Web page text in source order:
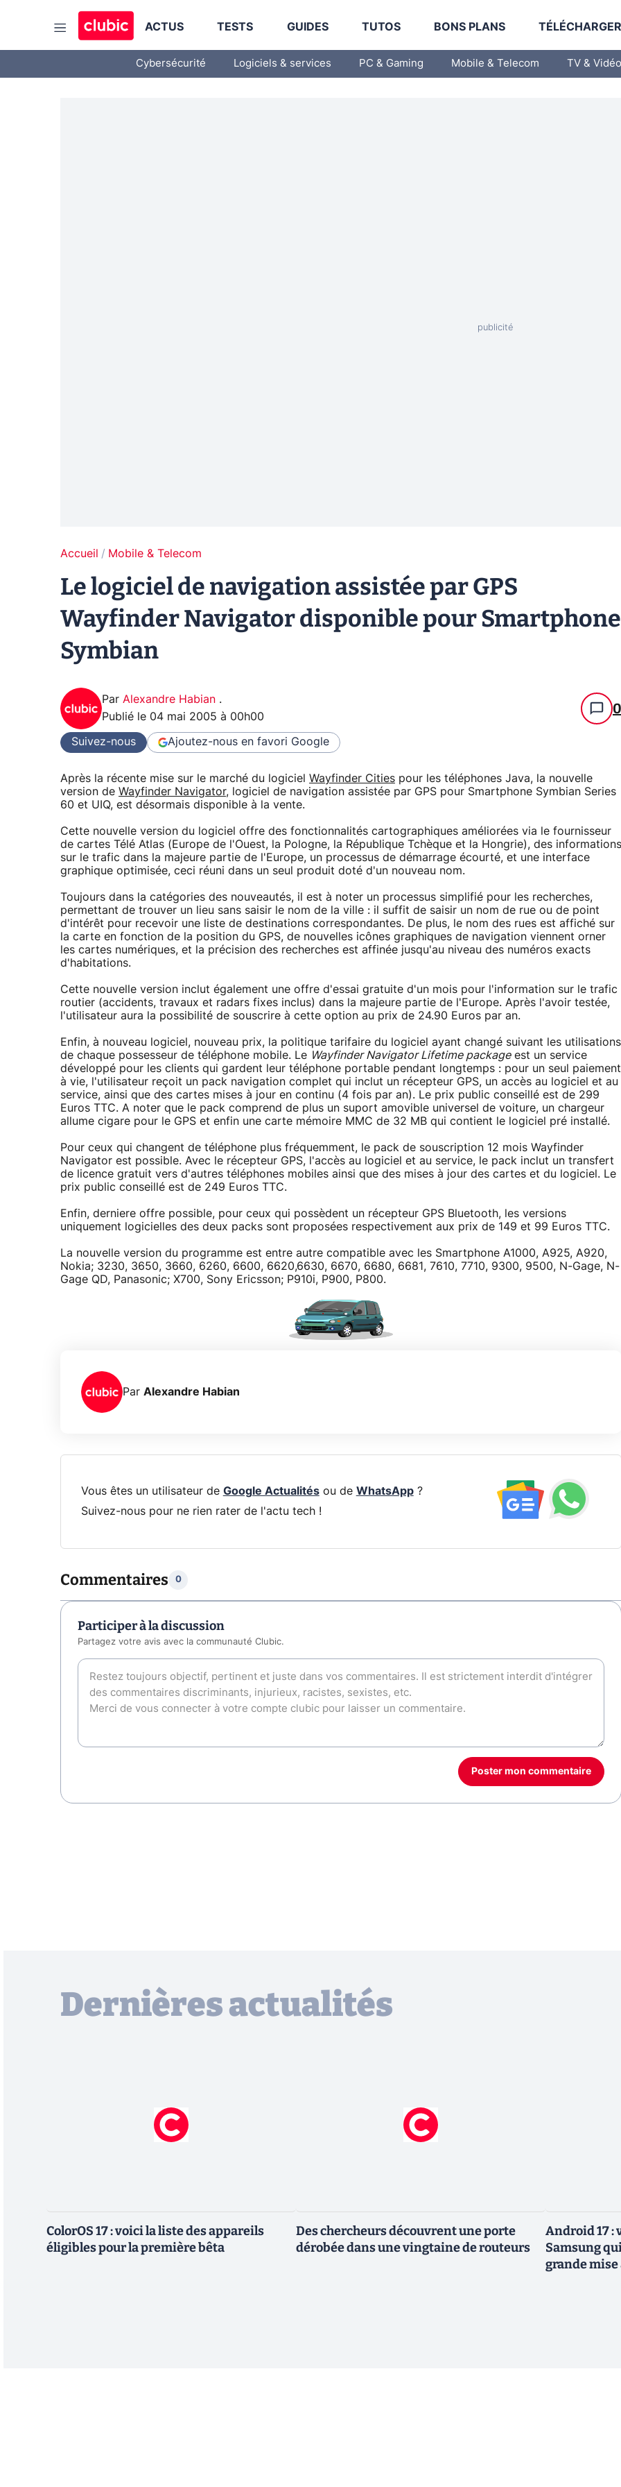
ACTUS TESTS GUIDES TUTOS BONS PLANS
Cybersécurité Logiciels & services PC & Gaming Mobile & Telecom TV & Vidéo
Accueil Mobile & Telecom
Le logiciel de navigation assistée par GPS
Wayfinder Navigator disponible pour Smartphone
Symbian
Par Alexandre Habian .
Publié le 04 mai 2005 à 00h00 0
Suivez-nous Ajoutez-nous en favori Google
Après la récente mise sur le marché du logiciel Wayfinder Cities pour les téléphones Java, la nouvelle
version de Wayfinder Navigator, logiciel de navigation assistée par GPS pour Smartphone Symbian Series
60 et UIQ, est désormais disponible à la vente.
Cette nouvelle version du logiciel offre des fonctionnalités cartographiques améliorées via le fournisseur
de cartes Télé Atlas (Europe de l'Ouest, la Pologne, la République Tchèque et la Hongrie), des informations
sur le trafic dans la majeure partie de l'Europe, un processus de démarrage écourté, et une interface
graphique optimisée, ceci réuni dans un seul produit doté d'un nouveau nom.
Toujours dans la catégories des nouveautés, il est à noter un processus simplifié pour les recherches,
permettant de trouver un lieu sans saisir le nom de la ville : il suffit de saisir un nom de rue ou de point
d'intérêt pour recevoir une liste de destinations correspondantes. De plus, le nom des rues est affiché sur
la carte en fonction de la position du GPS, de nouvelles icônes graphiques de navigation viennent orner
les cartes numériques, et la précision des recherches est affinée jusqu'au niveau des numéros exacts
d'habitations.
Cette nouvelle version inclut également une offre d'essai gratuite d'un mois pour l'information sur le trafic
routier (accidents, travaux et radars fixes inclus) dans la majeure partie de l'Europe. Après l'avoir testée,
l'utilisateur aura la possibilité de souscrire à cette option au prix de 24.90 Euros par an.
Enfin, à nouveau logiciel, nouveau prix, la politique tarifaire du logiciel ayant changé suivant les utilisations
de chaque possesseur de téléphone mobile. Le Wayfinder Navigator Lifetime packageest un service
développé pour les clients qui gardent leur téléphone portable pendant longtemps : pour un seul paiement
à vie, l'utilisateur reçoit un pack navigation complet qui inclut un récepteur GPS, un accès au logiciel et au
service, ainsi que des cartes mises à jour en continu (4 fois par an). Le prix public conseillé est de 299
Euros TTC. A noter que le pack comprend de plus un suport amovible universel de voiture, un chargeur
allume cigare pour le GPS et enfin une carte mémoire MMC de 32 MB qui contient le logiciel pré installé.
Pour ceux qui changent de téléphone plus fréquemment, le pack de souscription 12 mois Wayfinder
Navigator est possible. Avec le récepteur GPS, l'accès au logiciel et au service, le pack inclut un transfert
de licence gratuit vers d'autres téléphones mobiles ainsi que des mises à jour des cartes et du logiciel. Le
prix public conseillé est de 249 Euros TTC.
Enfin, derniere offre possible, pour ceux qui possèdent un récepteur GPS Bluetooth, les versions
uniquement logicielles des deux packs sont proposées respectivement aux prix de 149 et 99 Euros TTC.
La nouvelle version du programme est entre autre compatible avec les Smartphone A1000, A925, A920,
Nokia; 3230, 3650, 3660, 6260, 6600, 6620,6630, 6670, 6680, 6681, 7610, 7710, 9300, 9500, N-Gage, N-
Gage QD, Panasonic; X700, Sony Ericsson; P910i, P900, P800.
Par Alexandre Habian
Vous êtes un utilisateur de Google Actualitésou de WhatsApp?
Suivez-nous pour ne rien rater de l'actu tech !
Commentaires 0
Participer à la discussion
Partagez votre avis avec la communauté Clubic.
Poster mon commentaire
Dernières actualités
ColorOS 17 : voici la liste des appareils
éligibles pour la première bêta
Des chercheurs découvrent une porte
dérobée dans une vingtaine de routeurs
Android 17 :
Samsung
grande mise